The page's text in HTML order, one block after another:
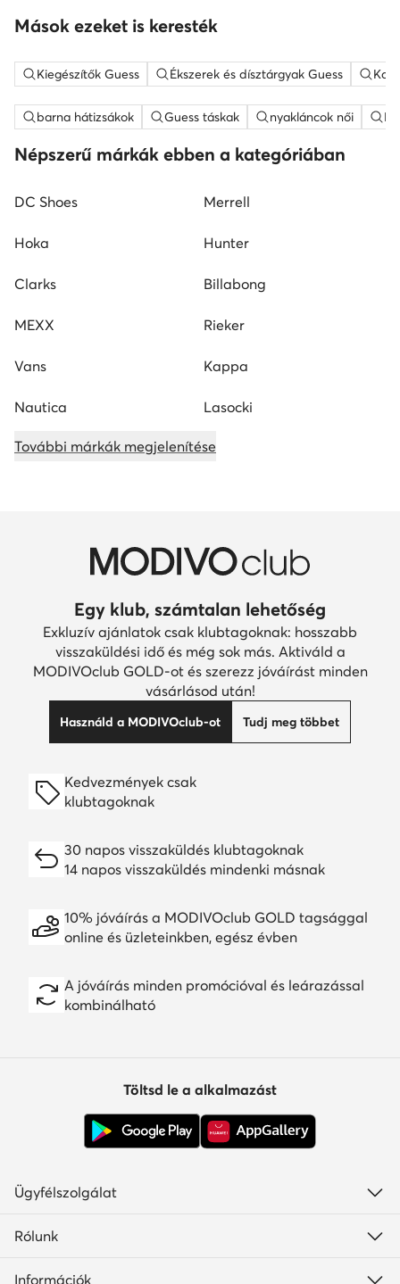
Mások ezeket is keresték
Kiegészítők Guess Ékszerek és dísztárgyak Guess
barna hátizsákok Guess táskak nyakláncok női
Népszerű márkák ebben a kategóriában
DC Shoes Merrell
Hoka Hunter
Clarks Billabong
MEXX Rieker
Vans Kappa
Nautica Lasocki
További márkák megjelenítése
Egy klub, számtalan lehetőség
Exkluzív ajánlatok csak klubtagoknak: hosszabb
visszaküldési idő és még sok más. Aktiváld a
MODIVOclub GOLD-ot és szerezz jóváírást minden
vásárlásod után!
Használd a MODIVOclub-ot Tudj meg többet
Kedvezmények csak
klubtagoknak
30 napos visszaküldés klubtagoknak
14 napos visszaküldés mindenki másnak
10% jóváírás a MODIVOclub GOLD tagsággal
online és üzleteinkben, egész évben
A jóváírás minden promócióval és leárazással
kombinálható
Töltsd le a alkalmazást
Ügyfélszolgálat
Rólunk
Információk